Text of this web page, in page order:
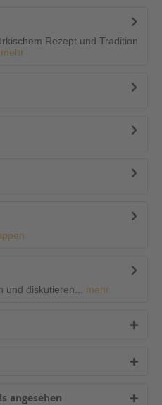
Rezept und Tradition
mehr
diskutieren... mehr
angesehen